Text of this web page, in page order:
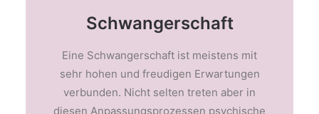
Schwangerschaft
Eine Schwangerschaft ist meistens mit
sehr hohen und freudigen Erwartungen
verbunden. Nicht selten treten aber in
diesen Anpassungsprozessen psychische